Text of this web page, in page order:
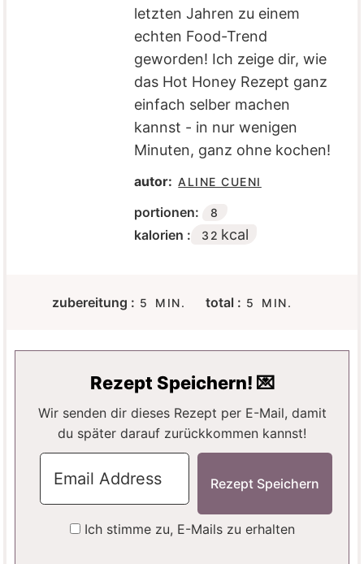
letzten Jahren zu einem
echten Food-Trend
geworden! Ich zeige dir, wie
das Hot Honey Rezept ganz
einfach selber machen
kannst - in nur wenigen
Minuten, ganz ohne kochen!
autor: ALINE CUENI
portionen: 8
kalorien : 32 kcal
zubereitung : 5
M
U
E
MIN. total : 5 M
U
E
N
MIN.
Rezept Speichern! 💌
Wir senden dir dieses Rezept per E-Mail, damit
du später darauf zurückkommen kannst!
Ich stimme zu, E-Mails zu erhalten